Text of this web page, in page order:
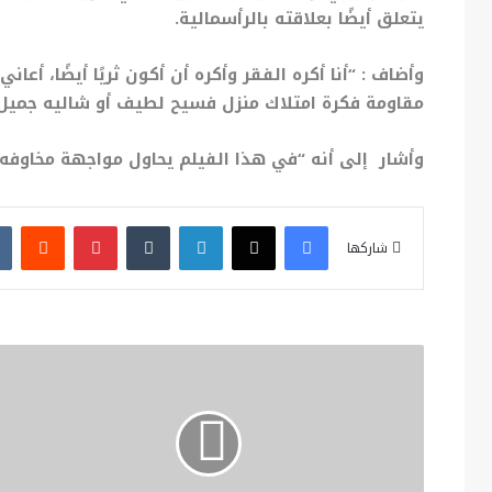
يتعلق أيضًا بعلاقته بالرأسمالية.
وأضاف : “أنا أكره الفقر وأكره أن أكون ثريًا أيضًا،
مقاومة فكرة امتلاك منزل فسيح لطيف أو شاليه
وأشار إلى أنه “في هذا الفيلم يحاول مواجهة
شاركها
فيسبوكX لينكدإن بينتيريست